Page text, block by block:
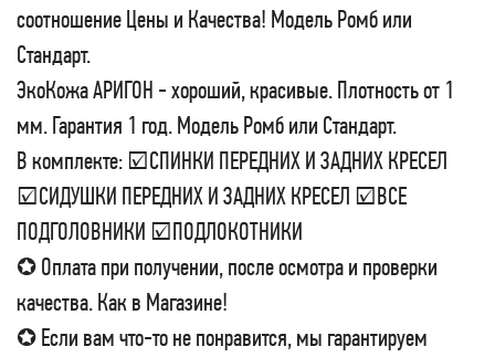
соотношение Цены и Качества! Модель Ромб или
Стандарт.
ЭкоКожа АРИГОН - хороший, красивые. Плотность от 1
мм. Гарантия 1 год. Модель Ромб или Стандарт.
В комплекте: ☑СПИНКИ ПЕРЕДНИХ И ЗАДНИХ КРЕСЕЛ
☑СИДУШКИ ПЕРЕДНИХ И ЗАДНИХ КРЕСЕЛ ☑ВСЕ
ПОДГОЛОВНИКИ ☑ПОДЛОКОТНИКИ
✪ Оплата при получении, после осмотра и проверки
качества. Как в Магазине!
✪ Если вам что-то не понравится, мы гарантируем